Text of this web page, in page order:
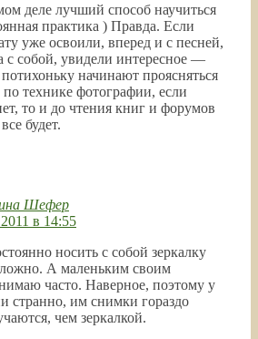
деле лучший способ научиться
практика ) Правда. Если
уже освоили, вперед и с песней,
с собой, увидели интересное —
начинают проясняться
технике фотографии, если
то и до чтения книг и форумов
будет.
Шефер
в 14:55
носить с собой зеркалку
А маленьким своим
часто. Наверное, поэтому у
странно, им снимки гораздо
чем зеркалкой.